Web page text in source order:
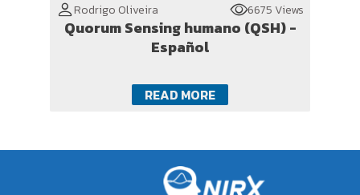
Rodrigo Oliveira 6675 Views
Quorum Sensing humano (QSH) -
Español
READ MORE